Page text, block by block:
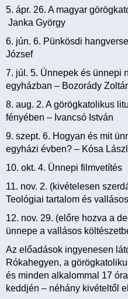
5. ápr. 26. A magyar
Janka György
6. jún. 6. Pünkösdi
József
7. júl. 5. Ünnepek és ünnepi
egyházban – Bozorády
8. aug. 2. A görögkatolikus
fényében – Ivancsó István
9. szept. 6. Hogyan és mit
egyházi évben? – Kósa
10. okt. 4. Ünnepi filmvetítés
11. nov. 2. (kivételesen
Teológiai tartalom és
12. nov. 29. (előre hozva a
ünnepe a vallásos
Az előadások ingyenesen
Rókahegyen, a
és minden alkalommal 17
keddjén – néhány kivételtől